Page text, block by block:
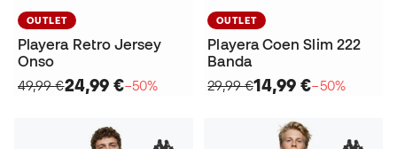
OUTLET
Playera Retro Jersey
Onso
49,99 €24,99 €−50%
OUTLET
Playera Coen Slim 222
Banda
29,99 €14,99 €−50%